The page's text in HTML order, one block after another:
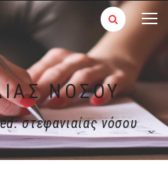
ΝΌΣΟΥ
στεφανιαίας νόσου